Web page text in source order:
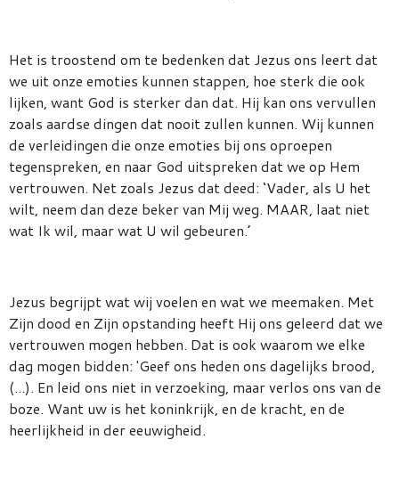
Het is troostend om te bedenken dat Jezus ons leert dat
we uit onze emoties kunnen stappen, hoe sterk die ook
lijken, want God is sterker dan dat. Hij kan ons vervullen
zoals aardse dingen dat nooit zullen kunnen. Wij kunnen
de verleidingen die onze emoties bij ons oproepen
tegenspreken, en naar God uitspreken dat we op Hem
vertrouwen. Net zoals Jezus dat deed: ‘Vader, als U het
wilt, neem dan deze beker van Mij weg. MAAR, laat niet
wat Ik wil, maar wat U wil gebeuren.’
Jezus begrijpt wat wij voelen en wat we meemaken. Met
Zijn dood en Zijn opstanding heeft Hij ons geleerd dat we
vertrouwen mogen hebben. Dat is ook waarom we elke
dag mogen bidden: 'Geef ons heden ons dagelijks brood,
(...). En leid ons niet in verzoeking, maar verlos ons van de
boze. Want uw is het koninkrijk, en de kracht, en de
heerlijkheid in der eeuwigheid.